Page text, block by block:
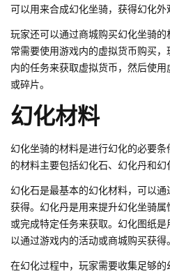
可以用来合成幻化坐骑，获得幻化外
玩家还可以通过商城购买幻化坐骑
常需要使用游戏内的虚拟货币购买
内的任务来获取虚拟货币，然后使
或碎片。
幻化材料
幻化坐骑的材料是进行幻化的必要
的材料主要包括幻化石、幻化丹和幻
幻化石是最基本的幻化材料，可以
获得。幻化丹是用来提升幻化坐骑
或完成特定任务来获取。幻化图纸
以通过游戏内的活动或商城购买获得。
在幻化过程中，玩家需要收集足够